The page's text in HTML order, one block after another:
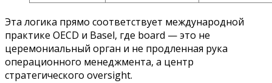
Эта логика прямо соответствует международной
практике OECD и Basel, где board — это не
церемониальный орган и не продленная рука
операционного менеджмента, а центр
стратегического oversight.